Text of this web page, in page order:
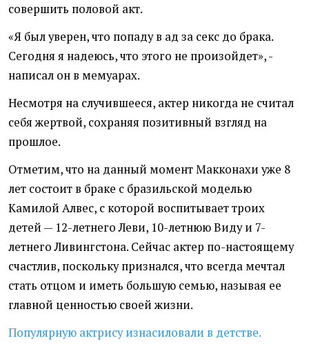
совершить половой акт.
«Я был уверен, что попаду в ад за секс до брака.
Сегодня я надеюсь, что этого не произойдет», -
написал он в мемуарах.
Несмотря на случившееся, актер никогда не считал
себя жертвой, сохраняя позитивный взгляд на
прошлое.
Отметим, что на данный момент Макконахи уже 8
лет состоит в браке с бразильской моделью
Камилой Алвес, с которой воспитывает троих
детей — 12-летнего Леви, 10-летнюю Виду и 7-
летнего Ливингстона. Сейчас актер по-настоящему
счастлив, поскольку признался, что всегда мечтал
стать отцом и иметь большую семью, называя ее
главной ценностью своей жизни.
Популярную актрису изнасиловали в детстве.